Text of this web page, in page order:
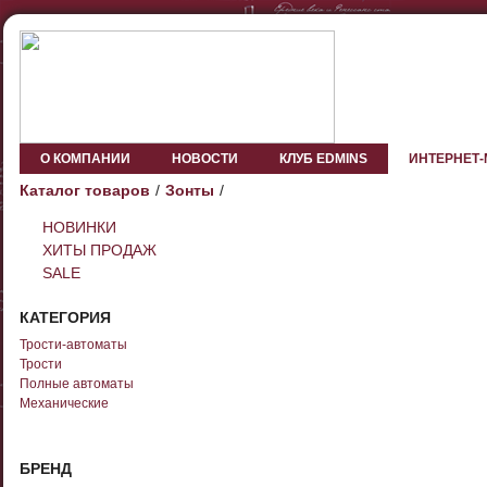
О КОМПАНИИ НОВОСТИ КЛУБ EDMINS
Каталог товаров Зонты
НОВИНКИ
ХИТЫ ПРОДАЖ
SALE
КАТЕГОРИЯ
Трости-автоматы
Трости
Полные автоматы
Механические
БРЕНД